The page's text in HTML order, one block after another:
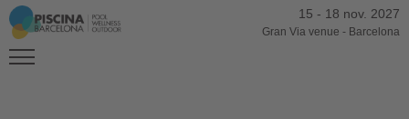
15 - 18 nov. 2027
Gran Via venue - Barcelona